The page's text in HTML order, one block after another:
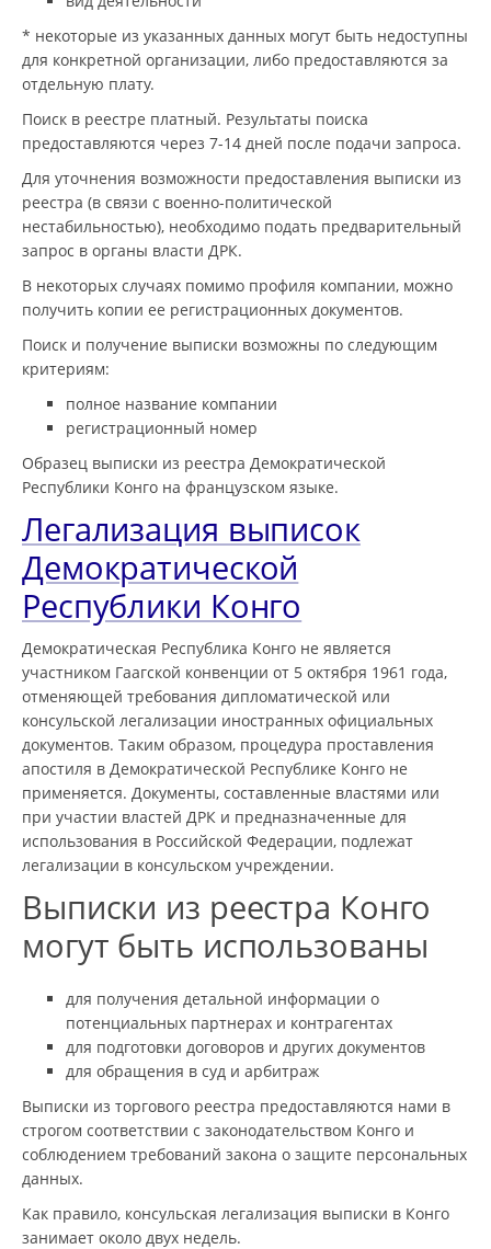
* некоторые из указанных данных могут быть недоступны
для конкретной организации, либо предоставляются за
отдельную плату.
Поиск в реестре платный. Результаты поиска
предоставляются через 7-14 дней после подачи запроса.
Для уточнения возможности предоставления выписки из
реестра (в связи с военно-политической
нестабильностью), необходимо подать предварительный
запрос в органы власти ДРК.
В некоторых случаях помимо профиля компании, можно
получить копии ее регистрационных документов.
Поиск и получение выписки возможны по следующим
критериям:
полное название компании
регистрационный номер
Образец выписки из реестра Демократической
Республики Конго на французском языке.
Легализация выписок
Демократической
Республики Конго
Демократическая Республика Конго не является
участником Гаагской конвенции от 5 октября 1961 года,
отменяющей требования дипломатической или
консульской легализации иностранных официальных
документов. Таким образом, процедура проставления
апостиля в Демократической Республике Конго не
применяется. Документы, составленные властями или
при участии властей ДРК и предназначенные для
использования в Российской Федерации, подлежат
легализации в консульском учреждении.
Выписки из реестра Конго
могут быть использованы
для получения детальной информации о
потенциальных партнерах и контрагентах
для подготовки договоров и других документов
для обращения в суд и арбитраж
Выписки из торгового реестра предоставляются нами в
строгом соответствии с законодательством Конго и
соблюдением требований закона о защите персональных
данных.
Как правило, консульская легализация выписки в Конго
занимает около двух недель.